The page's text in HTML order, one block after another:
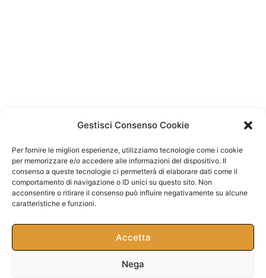
Gestisci Consenso Cookie
Per fornire le migliori esperienze, utilizziamo tecnologie come i cookie
per memorizzare e/o accedere alle informazioni del dispositivo. Il
consenso a queste tecnologie ci permetterà di elaborare dati come il
comportamento di navigazione o ID unici su questo sito. Non
acconsentire o ritirare il consenso può influire negativamente su alcune
caratteristiche e funzioni.
Accetta
Nega